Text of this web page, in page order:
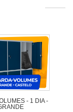
- 1 DIA -